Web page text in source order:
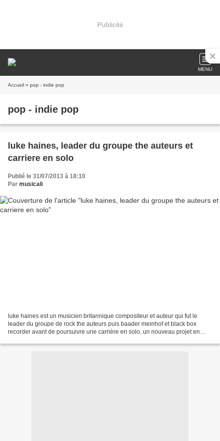
Publicité
MENU
Accueil » pop - indie pop
pop - indie pop
luke haines, leader du groupe the auteurs et
carriere en solo
Publié le 31/07/2013 à 18:10
Par musicali
luke haines est un musicien britannique compositeur et auteur qui fut le
leader du groupe de rock the auteurs puis baader meinhof et black box
recorder avant de poursuivre une carrière en solo, un nouveau projet en